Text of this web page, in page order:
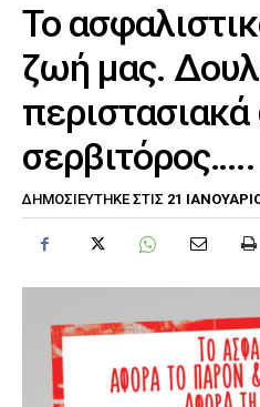
Το
ζωή μας.
σερβιτόρος…..
ΔΗΜΟΣΙΕΎΤΗΚΕ ΣΤΙΣ 21